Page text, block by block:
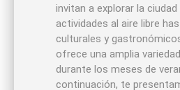
invitan a explorar la
actividades al aire libre
culturales y
ofrece una amplia
durante los meses de
continuación, te